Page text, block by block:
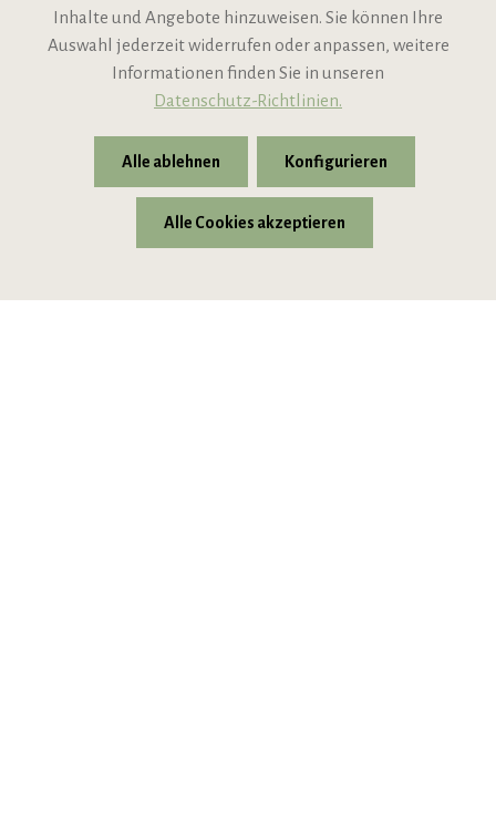
Support
* Alle Preise inkl. gesetzl. Mehrwertsteuer zzgl.Versandkosten
Inhalte und Angebote hinzuweisen. Sie können Ihre
Auswahl jederzeit widerrufen oder anpassen, weitere
Informationen finden Sie in unseren
Datenschutz-Richtlinien.
Alle ablehnen Konfigurieren
Alle Cookies akzeptieren